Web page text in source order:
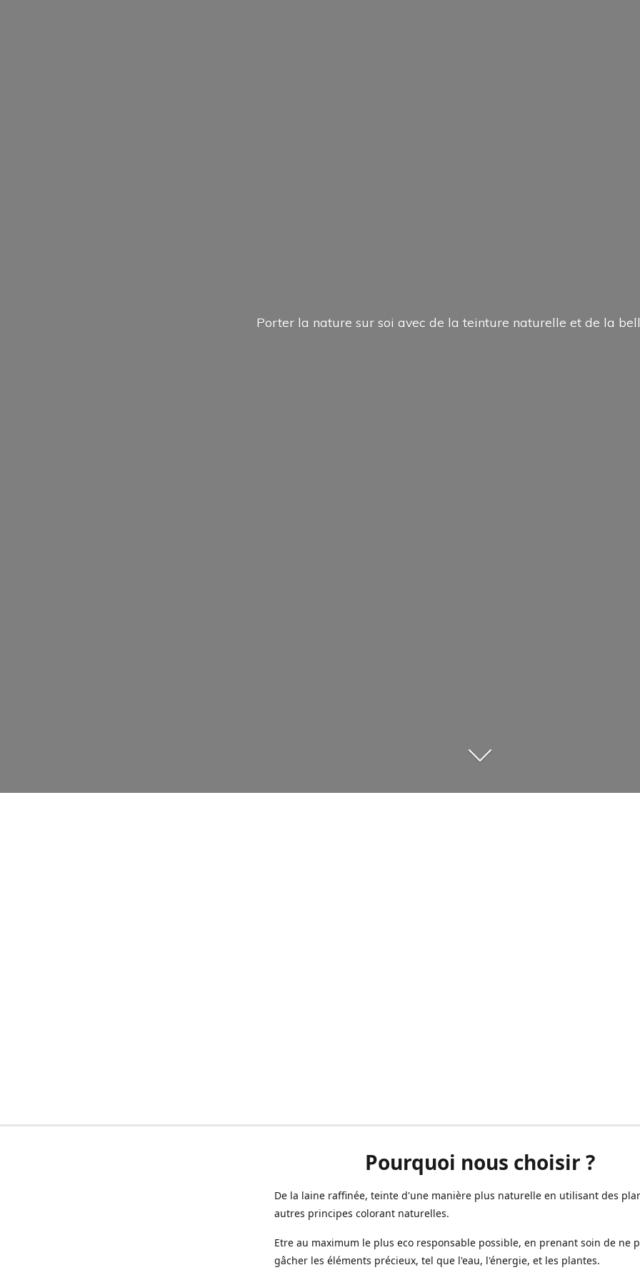
Porter la nature sur soi avec de la teinture naturelle et de la
Pourquoi nous choisir ?
De la laine raffinée, teinte d'une manière plus naturelle en utilisant des
autres principes colorant naturelles.
Etre au maximum le plus eco responsable possible, en prenant soin de ne
gâcher les éléments précieux, tel que l'eau, l'énergie, et les plantes.